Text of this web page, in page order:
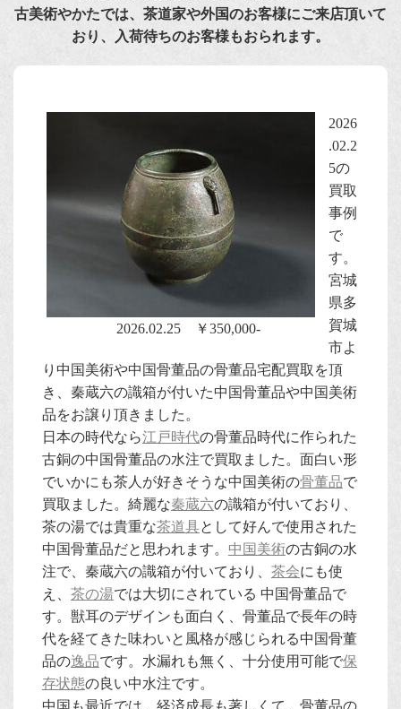
古美術やかたでは、茶道家や外国のお客様にご来店頂いて
おり、入荷待ちのお客様もおられます。
2026.02.25 ￥350,000-
2026
.02.2
5の
買取
事例
で
す。
宮城
県多
賀城
市よ
り中国美術や中国骨董品の骨董品宅配買取を頂
き、秦蔵六の識箱が付いた中国骨董品や中国美術
品をお譲り頂きました。
日本の時代なら江戸時代の骨董品時代に作られた
古銅の中国骨董品の水注で買取ました。面白い形
でいかにも茶人が好きそうな中国美術の骨董品で
買取ました。綺麗な秦蔵六の識箱が付いており、
茶の湯では貴重な茶道具として好んで使用された
中国骨董品だと思われます。 中国美術の古銅の水
注で、秦蔵六の識箱が付いており、 茶会にも使
え、 茶の湯では大切にされている 中国骨董品で
す。獣耳のデザインも面白く、骨董品で長年の時
代を経てきた味わいと風格が感じられる中国骨董
品の逸品です。水漏れも無く、十分使用可能で保
存状態の良い中水注です。
中国も最近では、経済成長も著しくて、骨董品の